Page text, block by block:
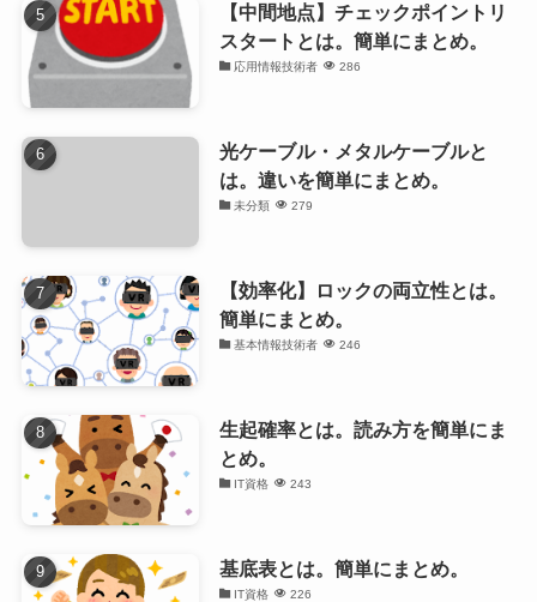
【中間地点】チェックポイントリ
スタートとは。簡単にまとめ。
応用情報技術者 286
光ケーブル・メタルケーブルと
は。違いを簡単にまとめ。
未分類 279
【効率化】ロックの両立性とは。
簡単にまとめ。
基本情報技術者 246
生起確率とは。読み方を簡単にま
とめ。
IT資格 243
基底表とは。簡単にまとめ。
IT資格 226